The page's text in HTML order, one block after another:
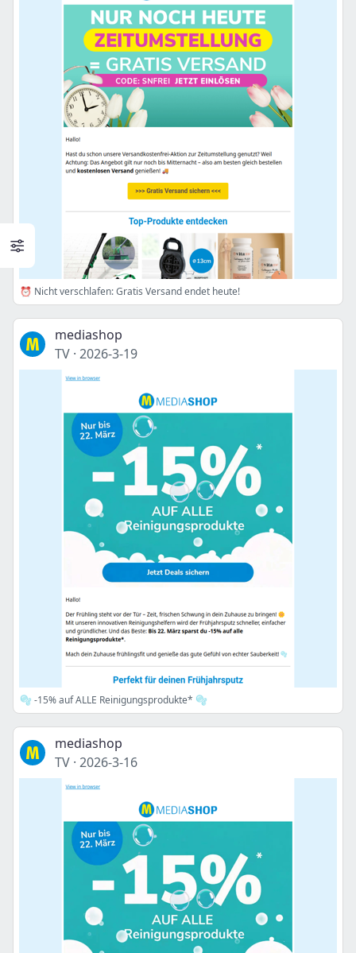
⏰ Nicht verschlafen: Gratis Versand endet heute!
mediashop
TV · 2026-3-19
🫧 -15% auf ALLE Reinigungsprodukte* 🫧
mediashop
TV · 2026-3-16